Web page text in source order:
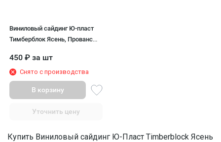
Виниловый сайдинг Ю-пласт
Тимберблок Ясень, Прованс
450 ₽ за шт
Снято с производства
В корзину
Уточнить цену
Купить Виниловый сайдинг Ю-Пласт Timberblock Ясень